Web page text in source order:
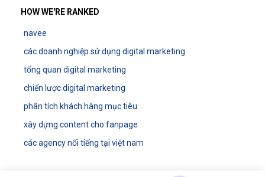
HOW WE'RE RANKED
navee
các doanh nghiệp sử dụng digital marketing
tổng quan digital marketing
chiến lược digital marketing
phân tích khách hàng mục tiêu
xây dựng content cho fanpage
các agency nổi tiếng tại việt nam